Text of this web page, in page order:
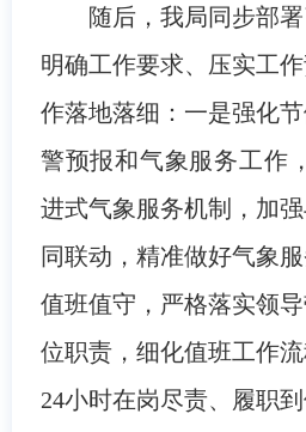
随后，我局同步部署
明确工作要求、压实工
作落地落细：一是强化
警预报和气象服务工作
进式气象服务机制，加
同联动，精准做好气象
值班值守，严格落实领
位职责，细化值班工作
24小时在岗尽责、履职